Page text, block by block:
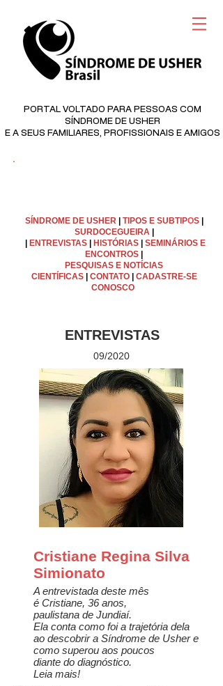
PORTAL VOLTADO PARA PESSOAS COM
SÍNDROME DE USHER
E A SEUS FAMILIARES, PROFISSIONAIS E AMIGOS
©
SÍNDROME DE USHER TIPOS E SUBTIPOS
SURDOCEGUEIRA
ENTREVISTAS HISTÓRIAS| SEMINÁRIOS E
ENCONTROS
PESQUISAS E NOTÍCIAS
CIENTÍFICAS
CONTATO
CADASTRE-SE
CONOSCO
ENTREVISTAS
09/2020
Cristiane Regina Silva
Simionato
A entrevistada deste mês
é Cristiane, 36 anos,
paulistana de Jundiaí.
Ela conta como foi a trajetória dela
ao descobrir a Síndrome de Usher e
como superou aos poucos
diante do diagnóstico.
Leia mais!